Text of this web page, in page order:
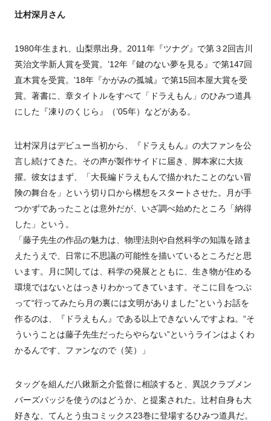
辻村深月さん
1980年生まれ、山梨県出身。2011年『ツナグ』で第３2回吉川
英治文学新人賞を受賞。’12年『鍵のない夢を見る』で第147回
直木賞を受賞。’18年『かがみの孤城』で第15回本屋大賞を受
賞。著書に、章タイトルをすべて「ドラえもん」のひみつ道具
にした『凍りのくじら』（’05年）などがある。
辻村深月はデビュー当初から、『ドラえもん』の大ファンを公
言し続けてきた。その声が製作サイドに届き、脚本家に大抜
擢。彼女はまず、「大長編ドラえもんで描かれたことのない冒
険の舞台を」という切り口から構想をスタートさせた。月が手
つかずであったことは意外だが、いざ調べ始めたところ「納得
した」という。
「藤子先生の作品の魅力は、物理法則や自然科学の知識を踏ま
えたうえで、日常に不思議の可能性を描いているところだと思
います。月に関しては、科学の発展とともに、生き物が住める
環境ではないとはっきりわかってきています。そこに目をつぶ
って“行ってみたら月の裏には文明がありました”というお話を
作るのは、『ドラえもん』である以上できないんですよね。“そ
ういうことは藤子先生だったらやらない”というラインはよくわ
かるんです、ファンなので（笑）」
タッグを組んだ八鍬新之介監督に相談すると、異説クラブメン
バーズバッジを使うのはどうか、と提案された。辻村自身も大
好きな、てんとう虫コミックス23巻に登場するひみつ道具だ。